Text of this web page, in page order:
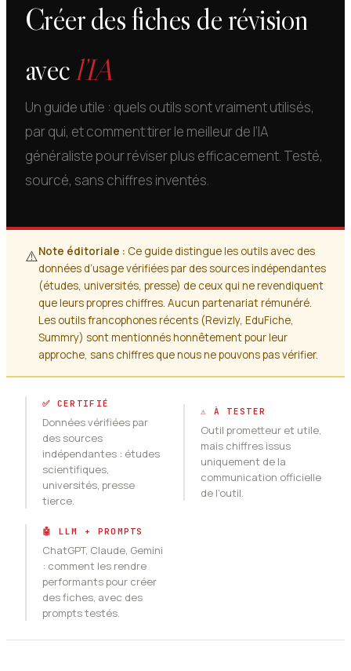
Créer des fiches de révision
avecl’IA
Un guide utile : quels outils sont vraiment utilisés,
par qui, et comment tirer le meilleur de l’IA
généraliste pour réviser plus efficacement. Testé,
sourcé, sans chiffres inventés.
⚠️Note éditoriale : Ce guide distingue les outils avec des
données d’usage vérifiées par des sources indépendantes
(études, universités, presse) de ceux qui ne revendiquent
que leurs propres chiffres. Aucun partenariat rémunéré.
Les outils francophones récents (Revizly, EduFiche,
Summry) sont mentionnés honnêtement pour leur
approche, sans chiffres que nous ne pouvons pas vérifier.
✅ CERTIFIÉ
Données vérifiées par
des sources
indépendantes : études
scientifiques,
universités, presse
tierce.
⚠️ À TESTER
Outil prometteur et utile,
mais chiffres issus
uniquement de la
communication officielle
de l’outil.
🤖 LLM + PROMPTS
ChatGPT, Claude, Gemini
: comment les rendre
performants pour créer
des fiches, avec des
prompts testés.